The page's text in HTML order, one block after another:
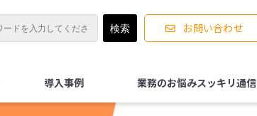
お問い合わせ
導入事例 業務のお悩みスッキリ通信